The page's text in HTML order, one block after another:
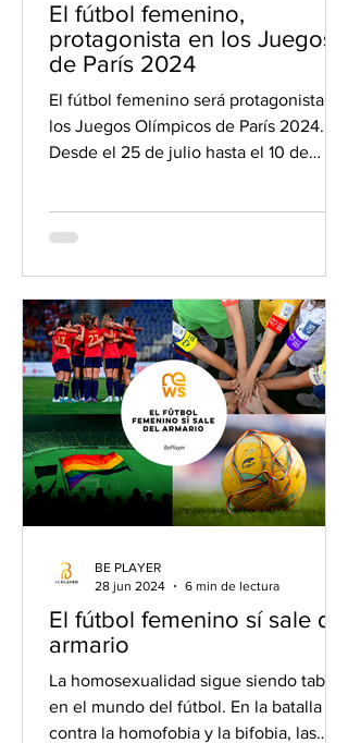
El fútbol femenino,
protagonista en los Juegos
de París 2024
El fútbol femenino será protagonista en
los Juegos Olímpicos de París 2024.
Desde el 25 de julio hasta el 10 de
El fútbol femenino sí sale del
armario
La homosexualidad sigue siendo tabú
en el mundo del fútbol. En la batalla
contra la homofobia y la bifobia, las
BE PLAYER
28 jun 2024
6 min de lectura